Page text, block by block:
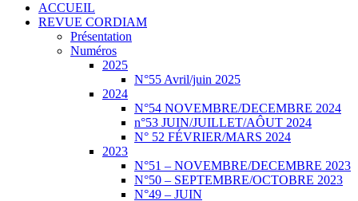
ACCUEIL
REVUE CORDIAM
Présentation
Numéros
2025
N°55 Avril/juin 2025
2024
N°54 NOVEMBRE/DECEMBRE 2024
n°53 JUIN/JUILLET/AÔUT 2024
N° 52 FÉVRIER/MARS 2024
2023
N°51 – NOVEMBRE/DECEMBRE 2023
N°50 – SEPTEMBRE/OCTOBRE 2023
N°49 – JUIN